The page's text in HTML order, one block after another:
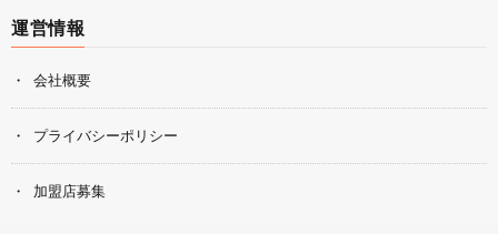
運営情報
会社概要
プライバシーポリシー
加盟店募集